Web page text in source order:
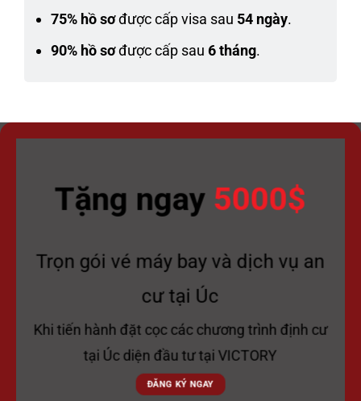
75% hồ sơđược cấp visa sau 54 ngày.
90% hồ sơđược cấp sau6 tháng.
Tặng ngay 5000$
Trọn gói vé máy bay và dịch vụ an
cư tại Úc
Khi tiến hành đặt cọc các chương trình định cư
tại Úc diện đầu tư tại VICTORY
ĐĂNG KÝ NGAY